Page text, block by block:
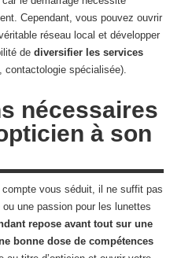
Cependant, vous pouvez ouvrir
réseau local et développer
dediversifier les services
contactologie spécialisée).
nécessaires
à son
vous séduit, il ne suffit pas
une passion pour les lunettes
repose avant tout sur une
bonne dose de compétences